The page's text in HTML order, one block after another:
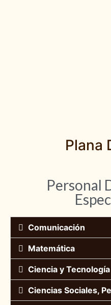
Plana
Personal
Comunicación
Matemática
Ciencia y Tecnología
Ciencias Sociales,